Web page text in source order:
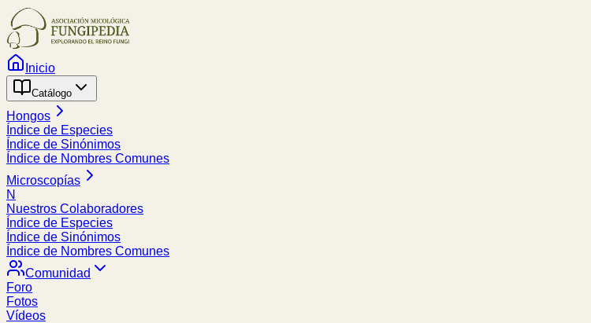
Inicio
Catálogo
Hongos
Índice de Especies
Índice de Sinónimos
Índice de Nombres Comunes
Microscopías
N
Nuestros Colaboradores
Índice de Especies
Índice de Sinónimos
Índice de Nombres Comunes
Comunidad
Foro
Fotos
Vídeos